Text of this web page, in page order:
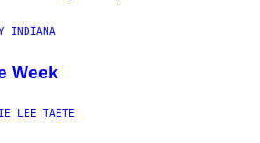
INDIANA
Week
LEE TAETE